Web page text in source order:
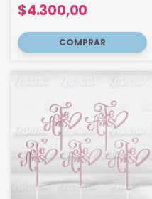
$4.300,00